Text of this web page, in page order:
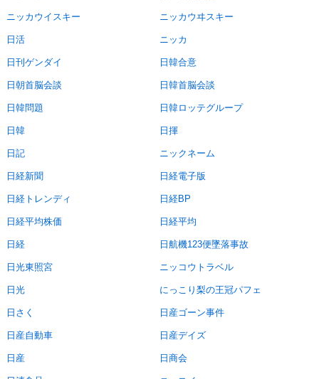
ニッカウイスキー ニッカウヰスキー
日活 ニッカ
日刊ゲンダイ 日韓合意
日朝首脳会談 日韓首脳会談
日韓問題 日韓ロッテグループ
日韓 日揮
日記 ニックネーム
日経新聞 日経電子版
日経トレンディ 日経BP
日経平均株価 日経平均
日経 日航機123便墜落事故
日光東照宮 ニッコウトラベル
日光 にっこり梨の王冠パフェ
日さく 日産ゴーン事件
日産自動車 日産デイズ
日産 日商会